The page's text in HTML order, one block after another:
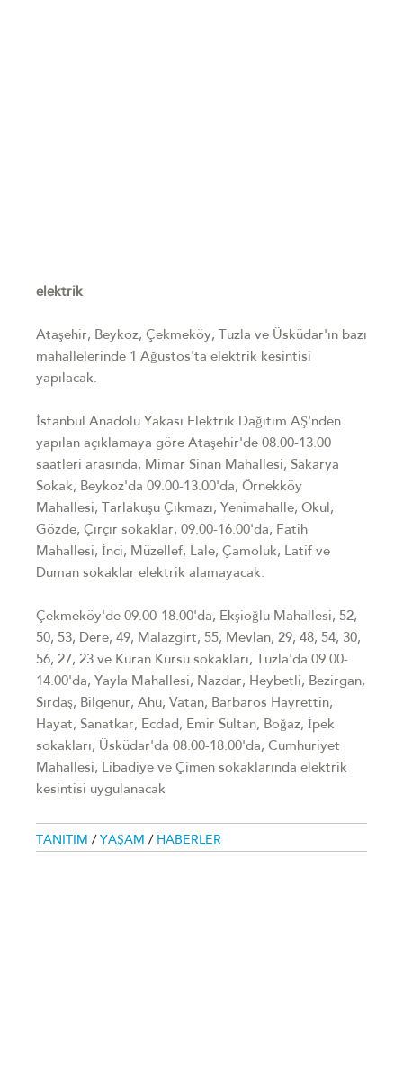
elektrik
Ataşehir, Beykoz, Çekmeköy, Tuzla ve Üsküdar'ın bazı
mahallelerinde 1 Ağustos'ta elektrik kesintisi
yapılacak.
İstanbul Anadolu Yakası Elektrik Dağıtım AŞ'nden
yapılan açıklamaya göre Ataşehir'de 08.00-13.00
saatleri arasında, Mimar Sinan Mahallesi, Sakarya
Sokak, Beykoz'da 09.00-13.00'da, Örnekköy
Mahallesi, Tarlakuşu Çıkmazı, Yenimahalle, Okul,
Gözde, Çırçır sokaklar, 09.00-16.00'da, Fatih
Mahallesi, İnci, Müzellef, Lale, Çamoluk, Latif ve
Duman sokaklar elektrik alamayacak.
Çekmeköy'de 09.00-18.00'da, Ekşioğlu Mahallesi, 52,
50, 53, Dere, 49, Malazgirt, 55, Mevlan, 29, 48, 54, 30,
56, 27, 23 ve Kuran Kursu sokakları, Tuzla'da 09.00-
14.00'da, Yayla Mahallesi, Nazdar, Heybetli, Bezirgan,
Sırdaş, Bilgenur, Ahu, Vatan, Barbaros Hayrettin,
Hayat, Sanatkar, Ecdad, Emir Sultan, Boğaz, İpek
sokakları, Üsküdar'da 08.00-18.00'da, Cumhuriyet
Mahallesi, Libadiye ve Çimen sokaklarında elektrik
kesintisi uygulanacak
TANITIM / YAŞAM / HABERLER